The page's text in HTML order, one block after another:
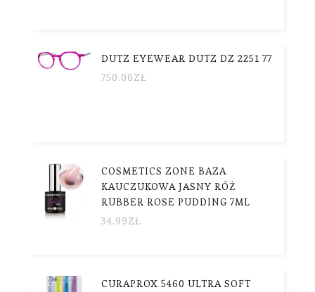
DUTZ EYEWEAR DUTZ DZ 2251 77
750.00ZŁ
COSMETICS ZONE BAZA
KAUCZUKOWA JASNY RÓŻ
RUBBER ROSE PUDDING 7ML
34.99ZŁ
CURAPROX 5460 ULTRA SOFT